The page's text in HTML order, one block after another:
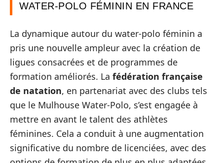
WATER-POLO FÉMININ EN FRANCE
La dynamique autour du water-polo féminin a
pris une nouvelle ampleur avec la création de
ligues consacrées et de programmes de
formation améliorés. La fédération française
de natation, en partenariat avec des clubs tels
que le Mulhouse Water-Polo, s’est engagée à
mettre en avant le talent des athlètes
féminines. Cela a conduit à une augmentation
significative du nombre de licenciées, avec des